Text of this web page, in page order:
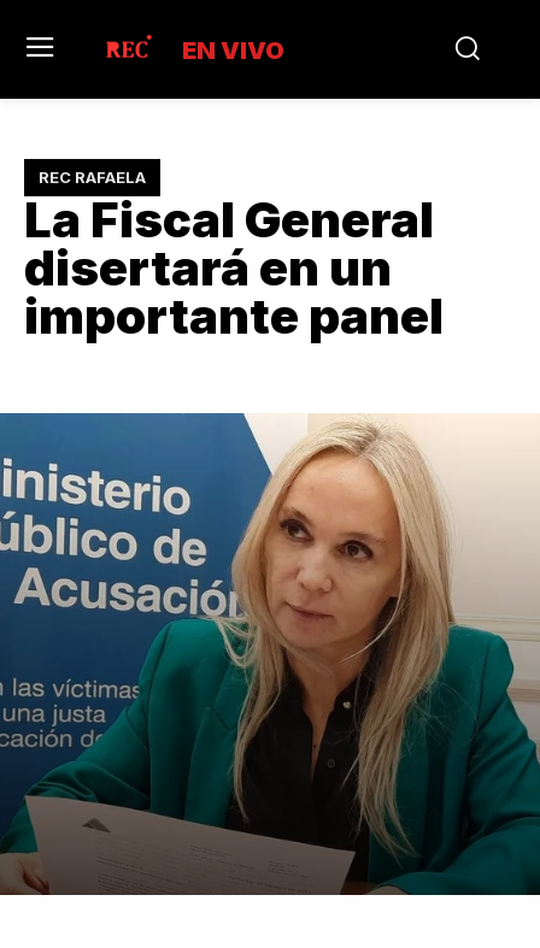
EN VIVO
REC RAFAELA
La Fiscal General
disertará en un
importante panel